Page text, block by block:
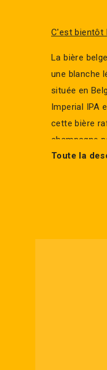
C'est bientôt
La bière
une blanche
située en
Imperial IPA
cette bière
champagne
Toute la